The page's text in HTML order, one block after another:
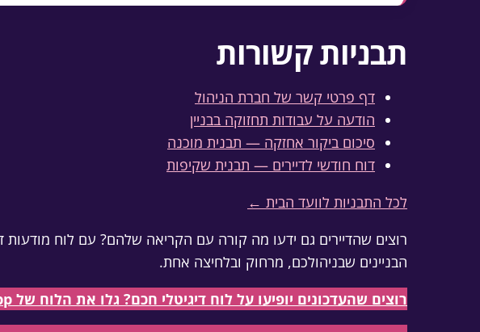
תבניות קשורות
דף פרטי קשר של חברת הניהול
הודעה על עבודות תחזוקה בבניין
סיכום ביקור אחזקה — תבנית מוכנה
דוח חודשי לדיירים — תבנית שקיפות
לכל התבניות לוועד הבית ←
רוצים שהדיירים גם ידעו מה קורה עם הקריאה שלהם? עם לוח
הבניינים שבניהולכם, מרחוק ובלחיצה אחת.
רוצים שהעדכונים יופיעו על לוח דיגיטלי חכם? גלו את הלוח של GoMixApp ←